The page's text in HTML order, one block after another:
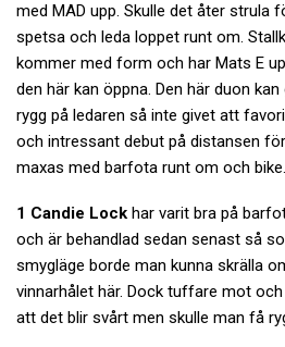
med MAD upp. Skulle det åter strula
spetsa och leda loppet runt om.
kommer med form och har Mats E
den här kan öppna. Den här duon
rygg på ledaren så inte givet att
och intressant debut på distansen
maxas med barfota runt om och bike.
1 Candie Lock har varit bra på
och är behandlad sedan senast så
smygläge borde man kunna skrälla
vinnarhålet här. Dock tuffare mot
att det blir svårt men skulle man få